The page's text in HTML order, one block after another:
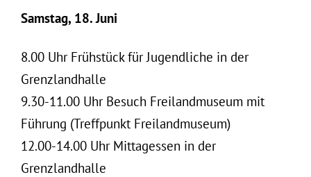
Samstag, 18. Juni
8.00 Uhr Frühstück für Jugendliche in der
Grenzlandhalle
9.30-11.00 Uhr Besuch Freilandmuseum mit
Führung (Treffpunkt Freilandmuseum)
12.00-14.00 Uhr Mittagessen in der
Grenzlandhalle